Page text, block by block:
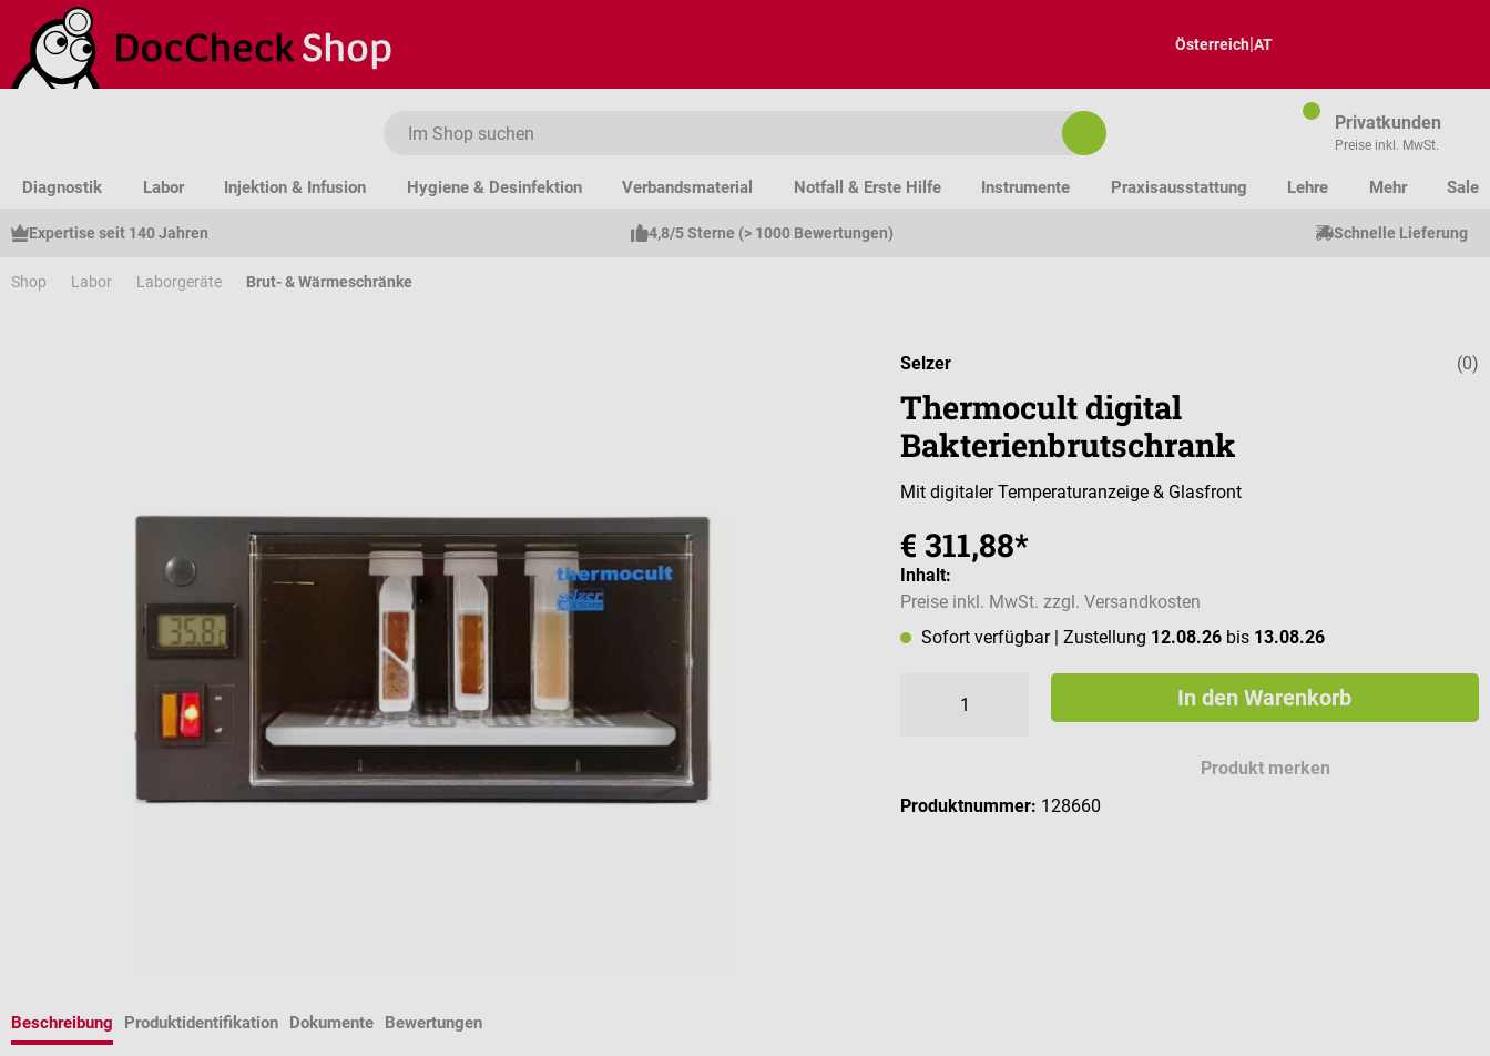
Hauptinhalt springen
Zur Suche springen
Zur Hauptnavigation springen
Österreich|AT
Privatkunden
Preise inkl. MwSt.
Diagnostik Labor Injektion & Infusion Hygiene & Desinfektion Verbandsmaterial Notfall & Erste Hilfe Instrumente Praxisausstattung Lehre Mehr Sale
Expertise seit 140 Jahren 4,8/5 Sterne (> 1000 Bewertungen) Schnelle Lieferung
Shop Labor Laborgeräte Brut- & Wärmeschränke
(0)
Selzer
Thermocult digital
Bakterienbrutschrank
Mit digitaler Temperaturanzeige & Glasfront
€ 311,88*
Inhalt:
Preise inkl. MwSt. zzgl. Versandkosten
Sofort verfügbar | Zustellung 12.08.26 bis 13.08.26
In den Warenkorb
Produkt merken
Produktnummer: 128660
Beschreibung Produktidentifikation Dokumente Bewertungen